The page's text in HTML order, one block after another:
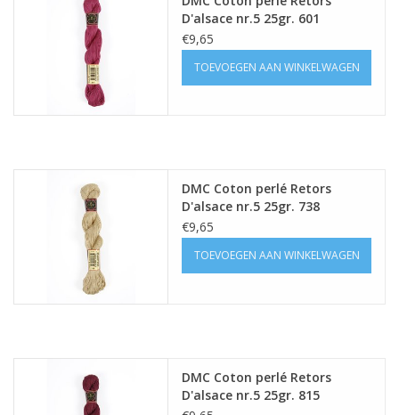
D'alsace nr.5 25gr. 601
€9,65
TOEVOEGEN AAN WINKELWAGEN
DMC Coton perlé Retors
D'alsace nr.5 25gr. 738
€9,65
TOEVOEGEN AAN WINKELWAGEN
DMC Coton perlé Retors
D'alsace nr.5 25gr. 815